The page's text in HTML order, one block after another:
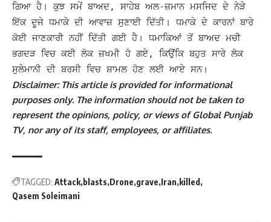
ਗਿਆ ਹੈ। ਕੁਝ ਸਮੇਂ ਬਾਅਦ, ਸਾਹੇਬ ਅਲ-ਜ਼ਮਾਨ ਮਸਜਿਦ ਦੇ ਨੇੜੇ
ਇੱਕ ਦੂਜੇ ਧਮਾਕੇ ਦੀ ਆਵਾਜ਼ ਸੁਣਾਈ ਦਿੱਤੀ। ਧਮਾਕੇ ਦੇ ਕਾਰਨਾਂ ਬਾਰੇ
ਕੋਈ ਜਾਣਕਾਰੀ ਨਹੀਂ ਦਿੱਤੀ ਗਈ ਹੈ। ਧਮਾਕਿਆਂ ਤੋਂ ਬਾਅਦ ਮਚੀ
ਭਗਦੜ ਵਿਚ ਕਈ ਲੋਕ ਜ਼ਖਮੀ ਹੋ ਗਏ, ਕਿਉਂਕਿ ਬਹੁਤ ਸਾਰੇ ਲੋਕ
ਸੁਲੇਮਾਨੀ ਦੀ ਬਰਸੀ ਵਿਚ ਸ਼ਾਮਲ ਹੋਣ ਲਈ ਆਏ ਸਨ।
Disclaimer: This article is provided for informational
purposes only. The information should not be taken to
represent the opinions, policy, or views of Global Punjab
TV, nor any of its staff, employees, or affiliates.
TAGGED: Attack blasts Drone grave Iran killed
Qasem Soleimani